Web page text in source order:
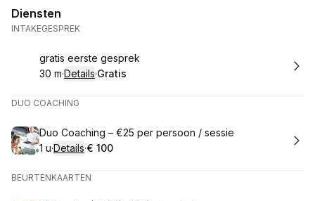
Diensten
INTAKEGESPREK
Boek
gratis eerste gesprek
.Duur:
30 m·Details·
.Prijs:
Gratis
DUO COACHING
Boek
Duo Coaching – €25 per persoon / sessie
. Duur:
1 u·Details·
.Prijs:
€ 100
BEURTENKAARTEN